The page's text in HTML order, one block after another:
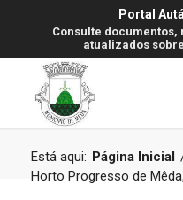
Portal
Consulte
atualizados
Está aqui: Página Inicial
Horto Progresso de